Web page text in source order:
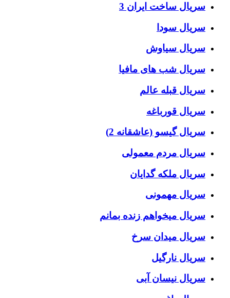
سریال ساخت ایران 3
سریال سودا
سریال سیاوش
سریال شب های مافیا
سریال قبله عالم
سریال قورباغه
سریال گیسو (عاشقانه 2)
سریال مردم معمولی
سریال ملکه گدایان
سریال مهمونی
سریال میخواهم زنده بمانم
سریال میدان سرخ
سریال نارگیل
سریال نیسان آبی